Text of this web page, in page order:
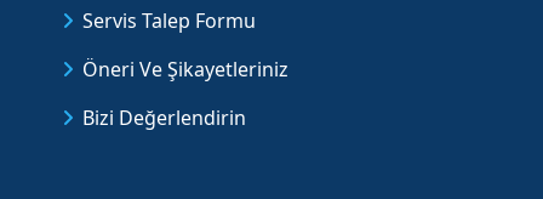
Servis Talep Formu
Öneri Ve Şikayetleriniz
Bizi Değerlendirin